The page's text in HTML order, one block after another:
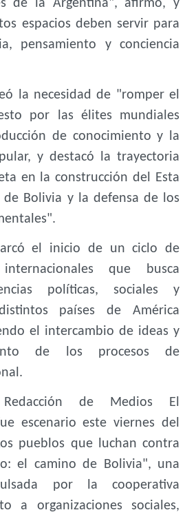
de la Argentina", afirmó, y
espacios deben servir para
pensamiento y conciencia
la necesidad de "romper el
por las élites mundiales
de conocimiento y la
y destacó la trayectoria
en la construcción del Esta
Bolivia y la defensa de los
el inicio de un ciclo de
internacionales que busca
políticas, sociales y
países de América
el intercambio de ideas y
de los procesos de
de Medios El
escenario este viernes del
pueblos que luchan contra
el camino de Bolivia", una
por la cooperativa
a organizaciones sociales,